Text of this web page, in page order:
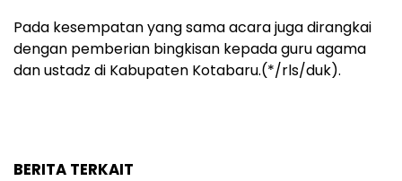
Pada kesempatan yang sama acara juga dirangkai
dengan pemberian bingkisan kepada guru agama
dan ustadz di Kabupaten Kotabaru.(*/rls/duk).
BERITA TERKAIT